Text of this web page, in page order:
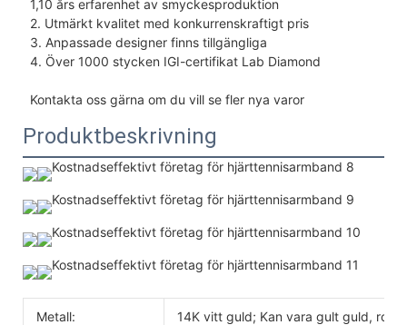
1,10 års erfarenhet av smyckesproduktion
2. Utmärkt kvalitet med konkurrenskraftigt pris
3. Anpassade designer finns tillgängliga
4. Över 1000 stycken IGI-certifikat Lab Diamond
Kontakta oss gärna om du vill se fler nya varor
Produktbeskrivning
Metall: 14K vitt guld; Kan vara gult guld,